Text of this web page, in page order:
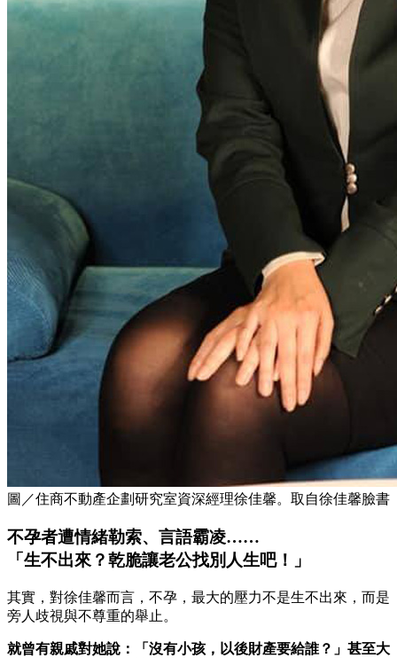
圖／住商不動產企劃研究室資深經理徐佳馨。取自徐佳馨臉書
不孕者遭情緒勒索、言語霸凌……
「生不出來？乾脆讓老公找別人生吧！」
其實，對徐佳馨而言，不孕，最大的壓力不是生不出來，而是
旁人歧視與不尊重的舉止。
就曾有親戚對她說：「沒有小孩，以後財產要給誰？」甚至大